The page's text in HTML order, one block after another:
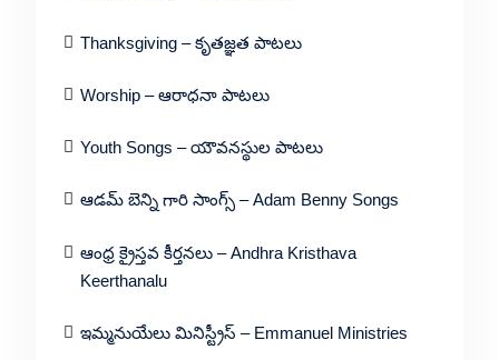
Thanksgiving – కృతజ్ఞత పాటలు
Worship – ఆరాధనా పాటలు
Youth Songs – యౌవనస్థుల పాటలు
ఆడమ్ బెన్ని గారి సాంగ్స్ – Adam Benny Songs
ఆంధ్ర క్రైస్తవ కీర్తనలు – Andhra Kristhava
Keerthanalu
ఇమ్మనుయేలు మినిస్ట్రీస్ – Emmanuel Ministries